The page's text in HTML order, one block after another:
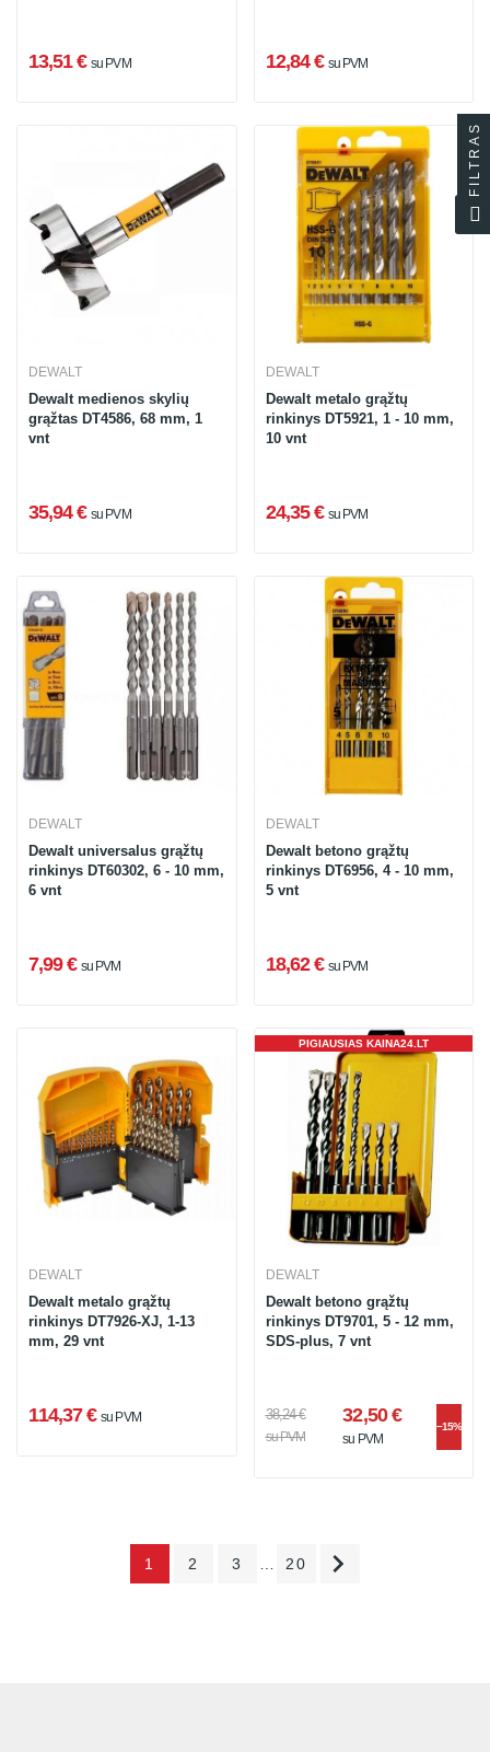
13,51 € su PVM 12,84 € su PVM
DEWALT
Dewalt medienos skylių
grąžtas DT4586, 68 mm, 1
vnt
35,94 € su PVM
DEWALT
Dewalt metalo grąžtų
rinkinys DT5921, 1 - 10 mm,
10 vnt
24,35 € su PVM
DEWALT
Dewalt universalus grąžtų
rinkinys DT60302, 6 - 10 mm,
6 vnt
7,99 € su PVM
DEWALT
Dewalt betono grąžtų
rinkinys DT6956, 4 - 10 mm,
5 vnt
18,62 € su PVM
DEWALT
Dewalt metalo grąžtų
rinkinys DT7926-XJ, 1-13
mm, 29 vnt
114,37 € su PVM
PIGIAUSIAS KAINA24.LT
DEWALT
Dewalt betono grąžtų
rinkinys DT9701, 5 - 12 mm,
SDS-plus, 7 vnt
38,24 €
su PVM
32,50 €
su PVM
−15%
1 2 3 20 
FILTRAS